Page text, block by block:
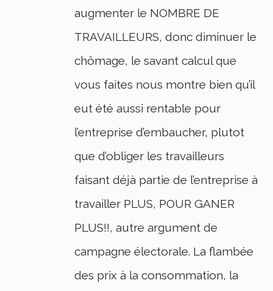
augmenter le NOMBRE DE
TRAVAILLEURS, donc diminuer le
chômage, le savant calcul que
vous faites nous montre bien qu’il
eut été aussi rentable pour
l’entreprise d’embaucher, plutot
que d’obliger les travailleurs
faisant déjà partie de l’entreprise à
travailler PLUS, POUR GANER
PLUS!!, autre argument de
campagne électorale. La flambée
des prix à la consommation, la